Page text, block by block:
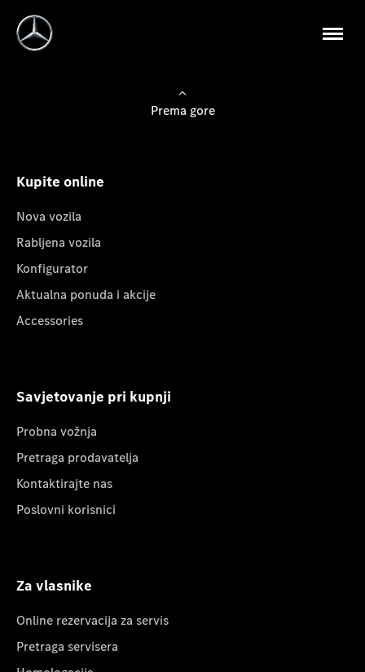
Prema gore
Kupite online
Nova vozila
Rabljena vozila
Konfigurator
Aktualna ponuda i akcije
Accessories
Savjetovanje pri kupnji
Probna vožnja
Pretraga prodavatelja
Kontaktirajte nas
Poslovni korisnici
Za vlasnike
Online rezervacija za servis
Pretraga servisera